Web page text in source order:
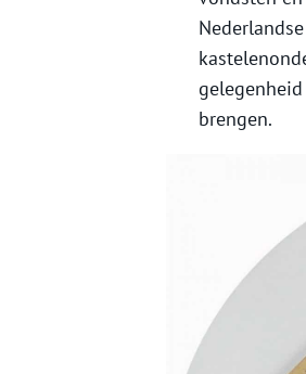
brengen.